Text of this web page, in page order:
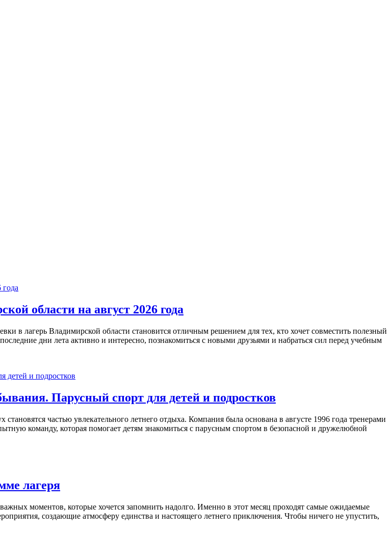
области на август 2026 года
в лагерь Владимирской области становится отличным решением для тех, кто хочет совместить полезный
дни лета активно и интересно, познакомиться с новыми друзьями и набраться сил перед учебным
Парусный спорт для детей и подростков
частью увлекательного летнего отдыха. Компания была основана в августе 1996 года тренерами
команду, которая помогает детям знакомиться с парусным спортом в безопасной и дружелюбной
лагеря
моментов, которые хочется запомнить надолго. Именно в этот месяц проходят самые ожидаемые
создающие атмосферу единства и настоящего летнего приключения. Чтобы ничего не упустить,